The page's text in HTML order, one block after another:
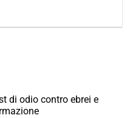
di odio contro ebrei e